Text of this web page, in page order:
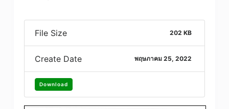
File Size 202 KB
Create Date พฤษภาคม 25, 2022
Download